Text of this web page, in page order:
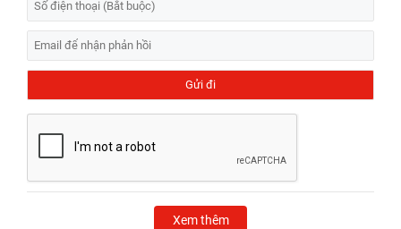
Xem thêm